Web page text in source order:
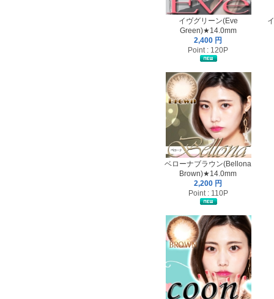
イヴグリーン(Eve
Green)★14.0mm
2,400 円
Point : 120P
ベローナブラウン(Bellona
Brown)★14.0mm
2,200 円
Point : 110P